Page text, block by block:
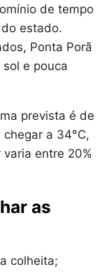
de tempo
estado.
Ponta Porã
e pouca
prevista é de
chegar a 34°C,
entre 20%
as
colheita;